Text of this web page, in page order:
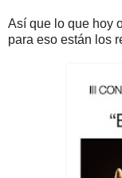
Así que lo que hoy
para eso están los